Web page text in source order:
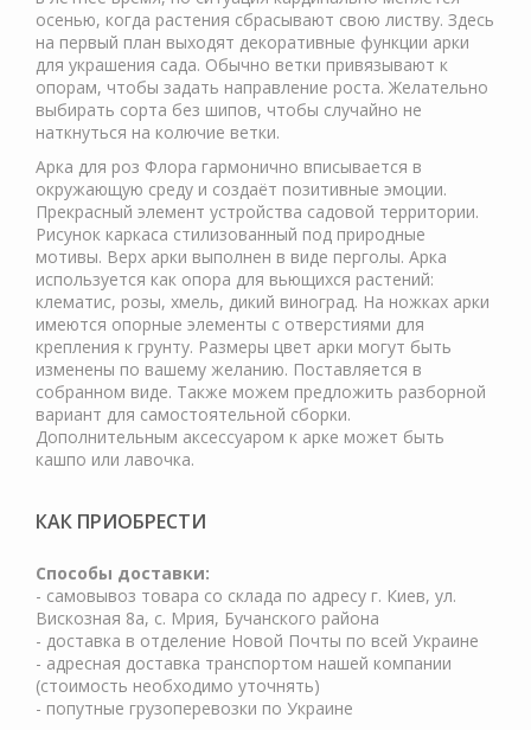
осенью, когда растения сбрасывают свою листву. Здесь
на первый план выходят декоративные функции арки
для украшения сада. Обычно ветки привязывают к
опорам, чтобы задать направление роста. Желательно
выбирать сорта без шипов, чтобы случайно не
наткнуться на колючие ветки.
Арка для роз Флора гармонично вписывается в
окружающую среду и создаёт позитивные эмоции.
Прекрасный элемент устройства садовой территории.
Рисунок каркаса стилизованный под природные
мотивы. Верх арки выполнен в виде перголы. Арка
используется как опора для вьющихся растений:
клематис, розы, хмель, дикий виноград. На ножках арки
имеются опорные элементы с отверстиями для
крепления к грунту. Размеры цвет арки могут быть
изменены по вашему желанию. Поставляется в
собранном виде. Также можем предложить разборной
вариант для самостоятельной сборки.
Дополнительным аксессуаром к арке может быть
кашпо или лавочка.
КАК ПРИОБРЕСТИ
Cпособы доставки:
- самовывоз товара со склада по адресу г. Киев, ул.
Вискозная 8а, с. Мрия, Бучанского района
- доставка в отделение Новой Почты по всей Украине
- адресная доставка транспортом нашей компании
(стоимость необходимо уточнять)
- попутные грузоперевозки по Украине